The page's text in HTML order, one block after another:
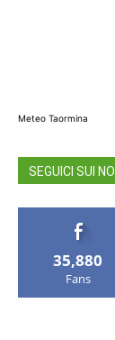
Meteo Taormina
SEGUICI SUI
35,880
Fans